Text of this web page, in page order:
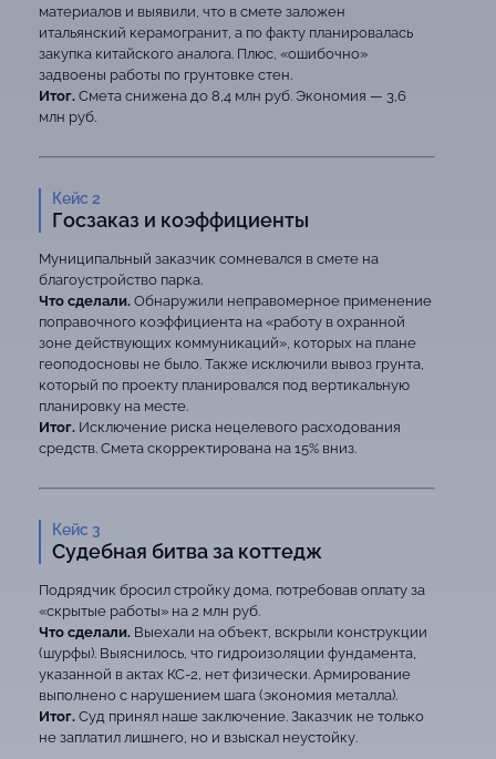
материалов и выявили, что в смете заложен
итальянский керамогранит, а по факту планировалась
закупка китайского аналога. Плюс, «ошибочно»
задвоены работы по грунтовке стен.
Итог.Смета снижена до 8,4 млн руб. Экономия — 3,6
млн руб.
Кейс 2
Госзаказ и коэффициенты
Муниципальный заказчик сомневался в смете на
благоустройство парка.
Что сделали.Обнаружили неправомерное применение
поправочного коэффициента на «работу в охранной
зоне действующих коммуникаций», которых на плане
геоподосновы не было. Также исключили вывоз грунта,
который по проекту планировался под вертикальную
планировку на месте.
Итог.Исключение риска нецелевого расходования
средств. Смета скорректирована на 15% вниз.
Кейс 3
Судебная битва за коттедж
Подрядчик бросил стройку дома, потребовав оплату за
«скрытые работы» на 2 млн руб.
Что сделали.Выехали на объект, вскрыли конструкции
(шурфы). Выяснилось, что гидроизоляции фундамента,
указанной в актах КС-2, нет физически. Армирование
выполнено с нарушением шага (экономия металла).
Итог.Суд принял наше заключение. Заказчик не только
не заплатил лишнего, но и взыскал неустойку.